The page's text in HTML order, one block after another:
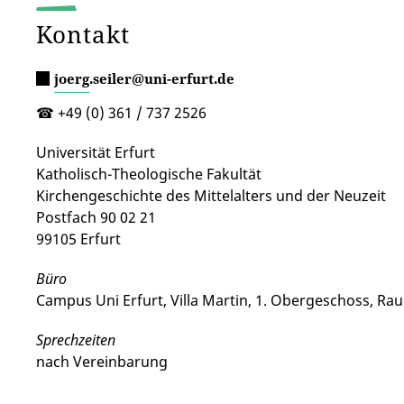
Kontakt
joerg.seiler@uni-erfurt.de
☎ +49 (0) 361 / 737 2526
Universität Erfurt
Katholisch-Theologische Fakultät
Kirchengeschichte des Mittelalters und der Neuzeit
Postfach 90 02 21
99105 Erfurt
Büro
Campus Uni Erfurt, Villa Martin, 1. Obergeschoss,
Sprechzeiten
nach Vereinbarung